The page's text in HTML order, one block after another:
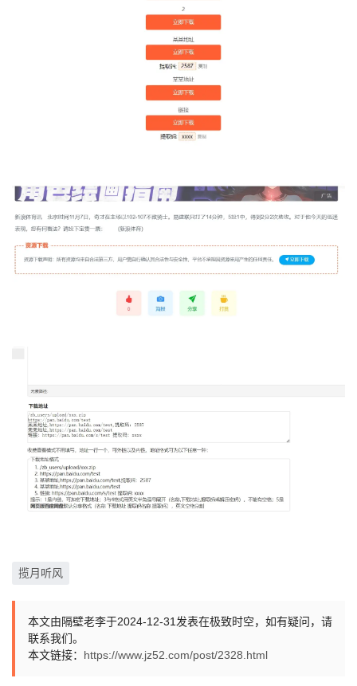
揽月听风
本文由隔壁老李于2024-12-31发表在极致时空，如有疑问，请
联系我们。
本文链接： https://www.jz52.com/post/2328.html